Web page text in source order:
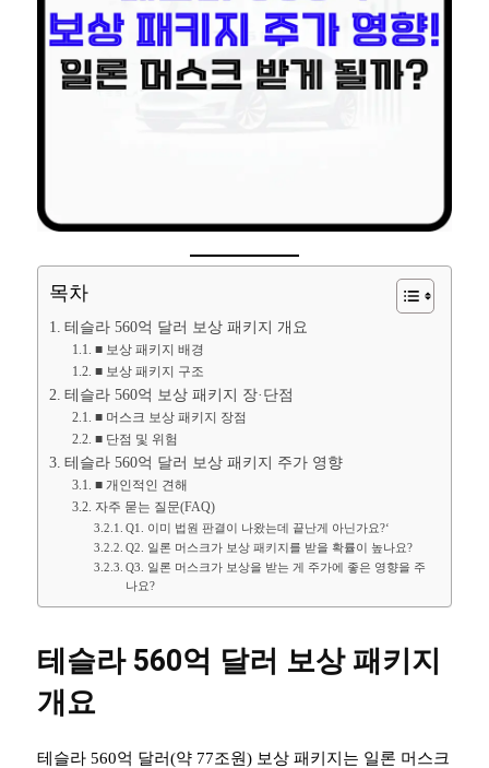
목차
테슬라 560억 달러 보상 패키지 개요
■ 보상 패키지 배경
■ 보상 패키지 구조
테슬라 560억 보상 패키지 장·단점
■ 머스크 보상 패키지 장점
■ 단점 및 위험
테슬라 560억 달러 보상 패키지 주가 영향
■ 개인적인 견해
자주 묻는 질문(FAQ)
Q1. 이미 법원 판결이 나왔는데 끝난게 아닌가요?‘
Q2. 일론 머스크가 보상 패키지를 받을 확률이 높나요?
Q3. 일론 머스크가 보상을 받는 게 주가에 좋은 영향을 주
나요?
테슬라 560억 달러 보상 패키지
개요
테슬라 560억 달러(약 77조원) 보상 패키지는 일론 머스크